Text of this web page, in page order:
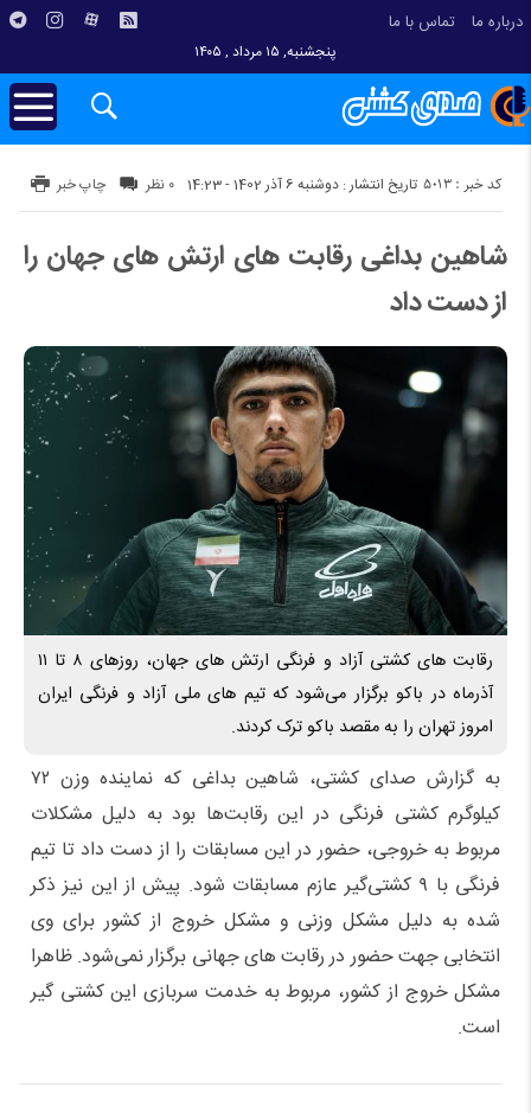
درباره ما تماس با ما
پنجشنبه, ۱۵ مرداد , ۱۴۰۵
تاریخ انتشار : دوشنبه 6 آذر 1402 - 14:23 کد خبر : 5013 چاپ خبر ۰ نظر
شاهین بداغی رقابت های ارتش های جهان را
از دست داد
رقابت های کشتی آزاد و فرنگی ارتش های جهان، روزهای ۸ تا ۱۱
آذرماه در باکو برگزار می‌شود که تیم های ملی آزاد و فرنگی ایران
امروز تهران را به مقصد باکو ترک کردند.
به گزارش صدای کشتی، شاهین بداغی که نماینده وزن ۷۲
کیلوگرم کشتی فرنگی در این رقابت‌ها بود به دلیل مشکلات
مربوط به خروجی، حضور در این مسابقات را از دست داد تا تیم
فرنگی با ۹ کشتی‌گیر عازم مسابقات شود. پیش از این نیز ذکر
شده به دلیل مشکل وزنی و مشکل خروج از کشور برای وی
انتخابی جهت حضور در رقابت های جهانی برگزار نمی‌شود. ظاهرا
مشکل خروج از کشور، مربوط به خدمت سربازی این کشتی گیر
است.